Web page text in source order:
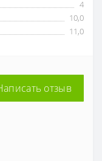
4
10,0
11,0
отзыв